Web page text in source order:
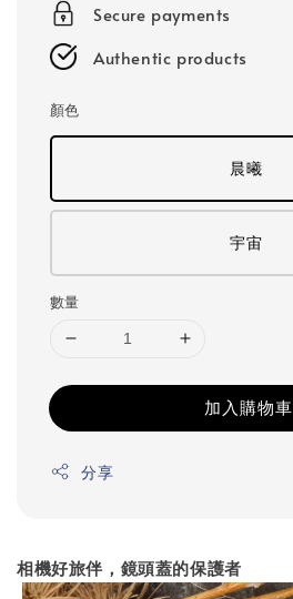
Secure payments
Authentic products
顏色
晨曦
宇宙
數量
加入購物車
分享
相機好旅伴，鏡頭蓋的保護者